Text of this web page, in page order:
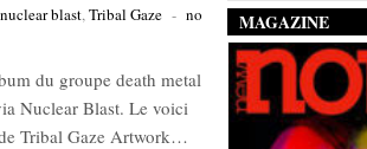
nuclear blast,Tribal Gaze - no
du groupe death metal
Nuclear Blast. Le voici
Tribal Gaze Artwork…
MAGAZINE